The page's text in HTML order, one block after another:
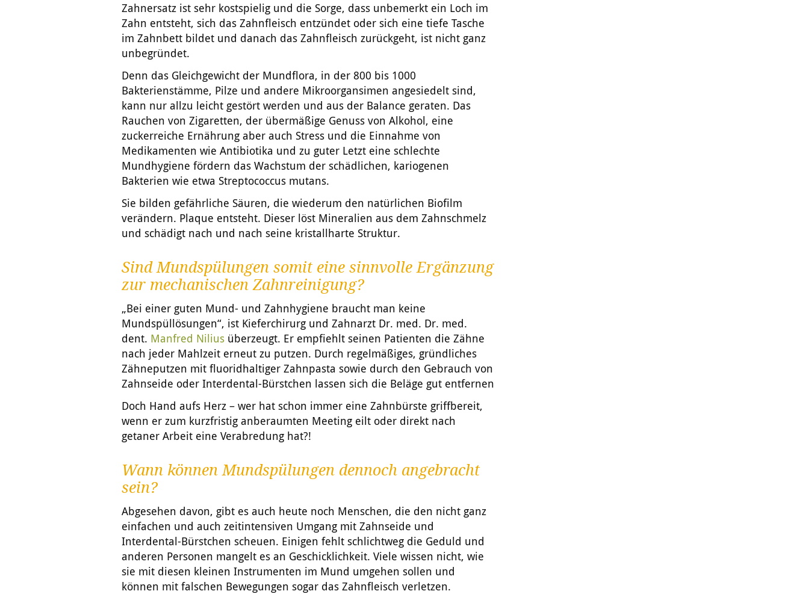
Zahnersatz ist sehr kostspielig und die Sorge, dass unbemerkt ein Loch im
Zahn entsteht, sich das Zahnfleisch entzündet oder sich eine tiefe Tasche
im Zahnbett bildet und danach das Zahnfleisch zurückgeht, ist nicht ganz
unbegründet.
Denn das Gleichgewicht der Mundflora, in der 800 bis 1000
Bakterienstämme, Pilze und andere Mikroorgansimen angesiedelt sind,
kann nur allzu leicht gestört werden und aus der Balance geraten. Das
Rauchen von Zigaretten, der übermäßige Genuss von Alkohol, eine
zuckerreiche Ernährung aber auch Stress und die Einnahme von
Medikamenten wie Antibiotika und zu guter Letzt eine schlechte
Mundhygiene fördern das Wachstum der schädlichen, kariogenen
Bakterien wie etwa Streptococcus mutans.
Sie bilden gefährliche Säuren, die wiederum den natürlichen Biofilm
verändern. Plaque entsteht. Dieser löst Mineralien aus dem Zahnschmelz
und schädigt nach und nach seine kristallharte Struktur.
Sind Mundspülungen somit eine sinnvolle Ergänzung
zur mechanischen Zahnreinigung?
„Bei einer guten Mund- und Zahnhygiene braucht man keine
Mundspüllösungen“, ist Kieferchirurg und Zahnarzt Dr. med. Dr. med.
dent. Manfred Nilius überzeugt. Er empfiehlt seinen Patienten die Zähne
nach jeder Mahlzeit erneut zu putzen. Durch regelmäßiges, gründliches
Zähneputzen mit fluoridhaltiger Zahnpasta sowie durch den Gebrauch von
Zahnseide oder Interdental-Bürstchen lassen sich die Beläge gut entfernen
Doch Hand aufs Herz – wer hat schon immer eine Zahnbürste griffbereit,
wenn er zum kurzfristig anberaumten Meeting eilt oder direkt nach
getaner Arbeit eine Verabredung hat?!
Wann können Mundspülungen dennoch angebracht
sein?
Abgesehen davon, gibt es auch heute noch Menschen, die den nicht ganz
einfachen und auch zeitintensiven Umgang mit Zahnseide und
Interdental-Bürstchen scheuen. Einigen fehlt schlichtweg die Geduld und
anderen Personen mangelt es an Geschicklichkeit. Viele wissen nicht, wie
sie mit diesen kleinen Instrumenten im Mund umgehen sollen und
können mit falschen Bewegungen sogar das Zahnfleisch verletzen.